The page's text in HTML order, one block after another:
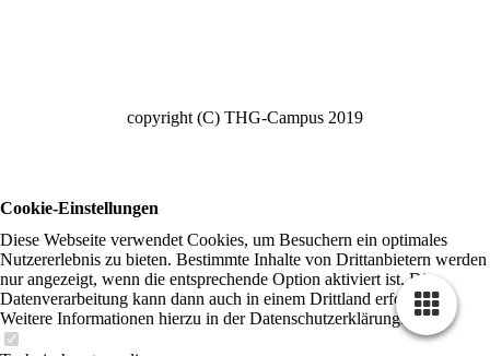
copyright (C) THG-Campus 2019
Cookie-Einstellungen
Diese Webseite verwendet Cookies, um Besuchern ein optimales
Nutzererlebnis zu bieten. Bestimmte Inhalte von Drittanbietern werden
nur angezeigt, wenn die entsprechende Option aktiviert ist. Die
Datenverarbeitung kann dann auch in einem Drittland erfolgen.
Weitere Informationen hierzu in der Datenschutzerklärung.